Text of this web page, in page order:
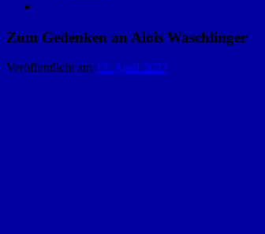
Zum Gedenken an Alois Waschlinger
Veröffentlicht am 13. April 2023